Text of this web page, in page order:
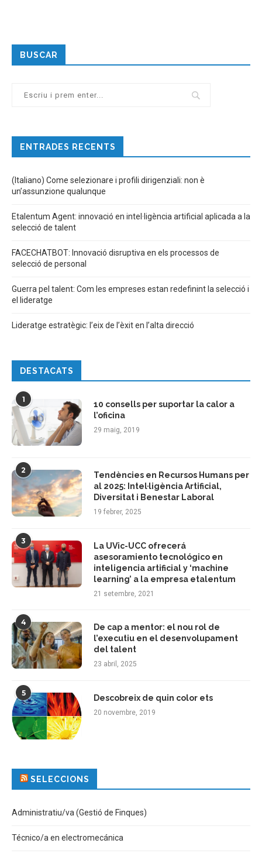
BUSCAR
ENTRADES RECENTS
(Italiano) Come selezionare i profili dirigenziali: non è
un’assunzione qualunque
Etalentum Agent: innovació en intel·ligència artificial aplicada a la
selecció de talent
FACECHATBOT: Innovació disruptiva en els processos de
selecció de personal
Guerra pel talent: Com les empreses estan redefinint la selecció i
el lideratge
Lideratge estratègic: l’eix de l’èxit en l’alta direcció
DESTACATS
1
10 consells per suportar la calor a
l’oficina
29 maig, 2019
2
Tendències en Recursos Humans per
al 2025: Intel·ligència Artificial,
Diversitat i Benestar Laboral
19 febrer, 2025
3
La UVic-UCC ofrecerá
asesoramiento tecnológico en
inteligencia artificial y ‘machine
learning’ a la empresa etalentum
21 setembre, 2021
4
De cap a mentor: el nou rol de
l’executiu en el desenvolupament
del talent
23 abril, 2025
5
Descobreix de quin color ets
20 novembre, 2019
SELECCIONS
Administratiu/va (Gestió de Finques)
Técnico/a en electromecánica